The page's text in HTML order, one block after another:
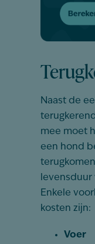
Naast de
mee moet
een hond
Enkele
kosten zijn:
Voer